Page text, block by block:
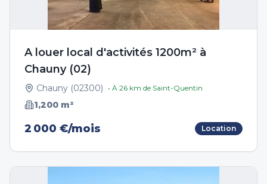
A louer local d'activités 1200m² à
Chauny (02)
Chauny (02300) • À 26 km de Saint-Quentin
1,200 m²
2 000 €/mois Location